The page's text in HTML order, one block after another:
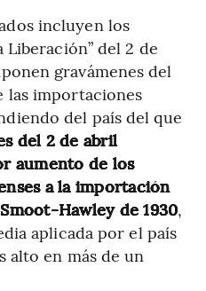
incluyen los
Liberación” del 2 de
gravámenes del
las importaciones
del país del que
del 2 de abril
aumento de los
a la importación
Hawley de 1930,
aplicada por el país
alto en más de un